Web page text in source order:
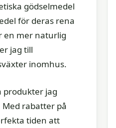
gödselmedel
för deras rena
en mer naturlig
jag till
inomhus.
produkter jag
rabatter på
tiden att